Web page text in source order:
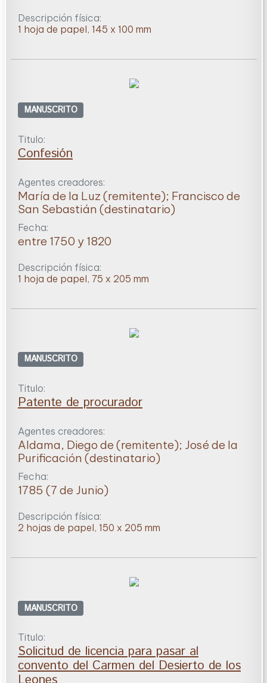
Descripción física:
1 hoja de papel, 145 x 100 mm
MANUSCRITO
Titulo:
Confesión
Agentes creadores:
María de la Luz (remitente); Francisco de
San Sebastián (destinatario)
Fecha:
entre 1750 y 1820
Descripción física:
1 hoja de papel, 75 x 205 mm
MANUSCRITO
Titulo:
Patente de procurador
Agentes creadores:
Aldama, Diego de (remitente); José de la
Purificación (destinatario)
Fecha:
1785 (7 de Junio)
Descripción física:
2 hojas de papel, 150 x 205 mm
MANUSCRITO
Titulo:
Solicitud de licencia para pasar al
convento del Carmen del Desierto de los